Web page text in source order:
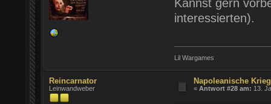
Kannst gern
interessierten).
Lil Wargames
Reincarnator
Leinwandweber
Napoleanische
«Antwort #28 am: 13.